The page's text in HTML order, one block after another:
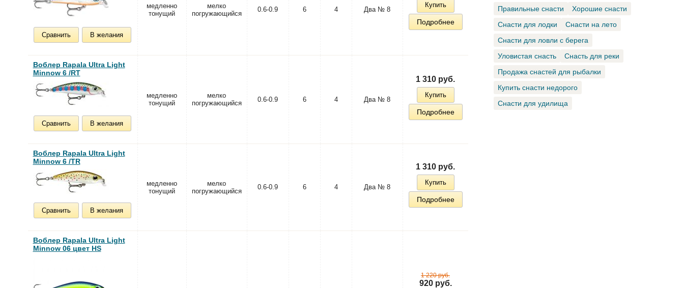
Сравнить В желания
медленно
тонущий
мелко
погружающийся
0.6-0.9 6 4 Два № 8
Купить
Подробнее
Воблер Rapala Ultra Light
Minnow 6 /RT
Сравнить В желания
медленно
тонущий
мелко
погружающийся
0.6-0.9 6 4 Два № 8
1 310 руб.
Купить
Подробнее
Воблер Rapala Ultra Light
Minnow 6 /TR
Сравнить В желания
медленно
тонущий
мелко
погружающийся
0.6-0.9 6 4 Два № 8
1 310 руб.
Купить
Подробнее
Воблер Rapala Ultra Light
Minnow 06 цвет HS
1 220 руб.
920 руб.
Правильные снасти
Хорошие снасти
Снасти для лодки
Снасти на лето
Снасти для ловли с берега
Уловистая снасть
Снасть для реки
Продажа снастей для рыбалки
Купить снасти недорого
Снасти для удилища